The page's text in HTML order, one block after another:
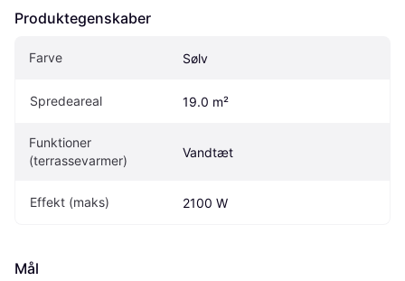
Produktegenskaber
Farve Sølv
Spredeareal 19.0 m²
Funktioner
(terrassevarmer)
Vandtæt
Effekt (maks) 2100 W
Mål